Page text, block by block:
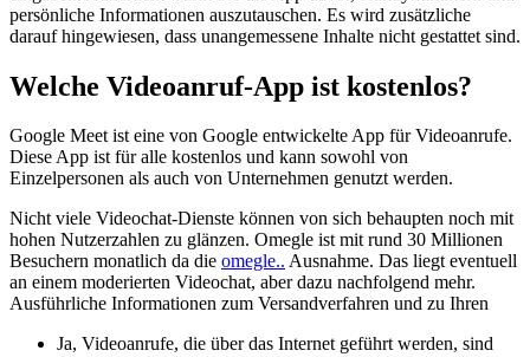
persönliche Informationen auszutauschen. Es wird zusätzliche
darauf hingewiesen, dass unangemessene Inhalte nicht gestattet sind.
Welche Videoanruf-App ist kostenlos?
Google Meet ist eine von Google entwickelte App für Videoanrufe.
Diese App ist für alle kostenlos und kann sowohl von
Einzelpersonen als auch von Unternehmen genutzt werden.
Nicht viele Videochat-Dienste können von sich behaupten noch mit
hohen Nutzerzahlen zu glänzen. Omegle ist mit rund 30 Millionen
Besuchern monatlich da die omegle.. Ausnahme. Das liegt eventuell
an einem moderierten Videochat, aber dazu nachfolgend mehr.
Ausführliche Informationen zum Versandverfahren und zu Ihren
Ja, Videoanrufe, die über das Internet geführt werden, sind